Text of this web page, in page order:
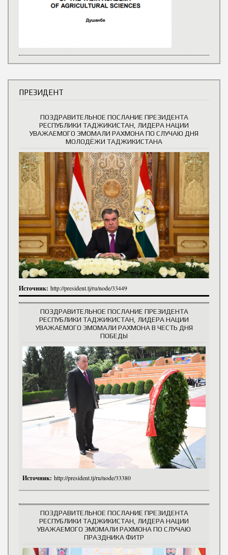
ПРЕЗИДЕНТ
ПОЗДРАВИТЕЛЬНОЕ ПОСЛАНИЕ ПРЕЗИДЕНТА
РЕСПУБЛИКИ ТАДЖИКИСТАН, ЛИДЕРА НАЦИИ
УВАЖАЕМОГО ЭМОМАЛИ РАХМОНА ПО СЛУЧАЮ ДНЯ
МОЛОДЁЖИ ТАДЖИКИСТАНА
Источник: http://president.tj/ru/node/33449
ПОЗДРАВИТЕЛЬНОЕ ПОСЛАНИЕ ПРЕЗИДЕНТА
РЕСПУБЛИКИ ТАДЖИКИСТАН, ЛИДЕРА НАЦИИ
УВАЖАЕМОГО ЭМОМАЛИ РАХМОНА В ЧЕСТЬ ДНЯ
ПОБЕДЫ
Источник: http://president.tj/ru/node/33380
ПОЗДРАВИТЕЛЬНОЕ ПОСЛАНИЕ ПРЕЗИДЕНТА
РЕСПУБЛИКИ ТАДЖИКИСТАН, ЛИДЕРА НАЦИИ
УВАЖАЕМОГО ЭМОМАЛИ РАХМОНА ПО СЛУЧАЮ
ПРАЗДНИКА ФИТР